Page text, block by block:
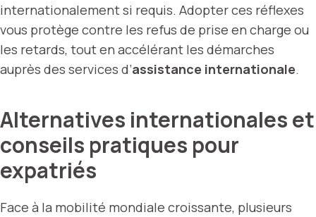
internationalement si requis. Adopter ces réflexes
vous protège contre les refus de prise en charge ou
les retards, tout en accélérant les démarches
auprès des services d’assistance internationale.
Alternatives internationales et
conseils pratiques pour
expatriés
Face à la mobilité mondiale croissante, plusieurs